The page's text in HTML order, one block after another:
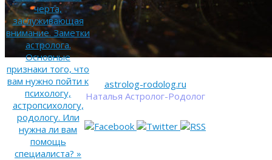
astrolog-rodolog.ru
Наталья Астролог-Родолог
черта,
заслуживающая
внимание. Заметки
астролога.
Основные
признаки того, что
вам нужно пойти к
психологу,
астропсихологу,
родологу. Или
нужна ли вам
помощь
специалиста? »